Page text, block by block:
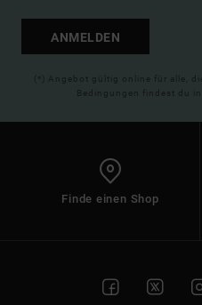
ANMELDEN
(*) Angebot gültig online für alle,
Bedingungen findest du
Finde einen Shop